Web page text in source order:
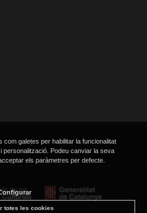
galetes per habilitar la funcionalitat
personalització. Podeu canviar la seva
els paràmetres per defecte.
totes les cookies